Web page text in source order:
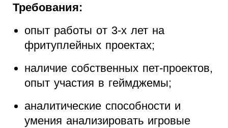
Требования:
опыт работы от 3-х лет на
фритуплейных проектах;
наличие собственных пет-проектов,
опыт участия в геймджемы;
аналитические способности и
умения анализировать игровые